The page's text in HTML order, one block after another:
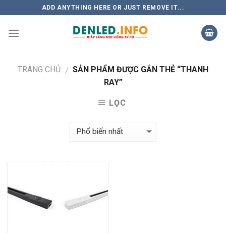
to
content
ADD ANYTHING HERE OR JUST REMOVE IT...
TRANG CHỦ / SẢN PHẨM ĐƯỢC GẮN THẺ “THANH
RAY”
LỌC